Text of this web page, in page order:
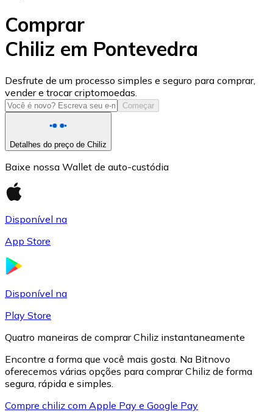
USD Coin
USDC
Comprar
Chiliz em Pontevedra
Desfrute de um processo simples e seguro para comprar,
vender e trocar criptomoedas.
Começar
Detalhes do preço de Chiliz
Baixe nossa Wallet de auto-custódia
Disponível na
App Store
Disponível na
Play Store
Quatro maneiras de comprar Chiliz instantaneamente
Encontre a forma que você mais gosta. Na Bitnovo
oferecemos várias opções para comprar Chiliz de forma
segura, rápida e simples.
Compre chiliz com Apple Pay e Google Pay